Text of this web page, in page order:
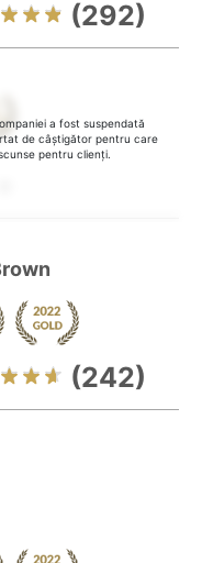
(292)
a fost suspendată
de câștigător pentru care
pentru clienți.
(242)